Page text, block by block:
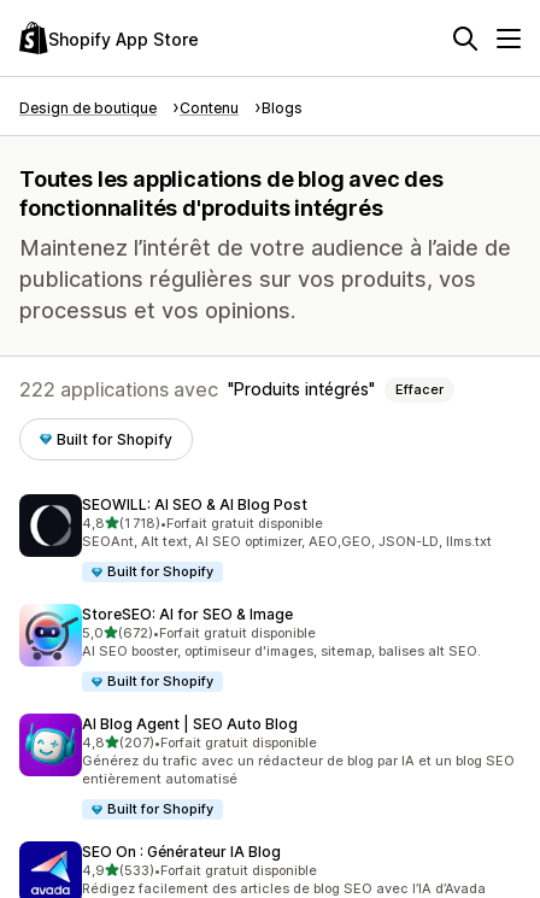
Shopify App Store
Design de boutique Contenu Blogs
Toutes les applications de blog avec des
fonctionnalités d'produits intégrés
Maintenez l’intérêt de votre audience à l’aide de
publications régulières sur vos produits, vos
processus et vos opinions.
222 applications avec Produits intégrés Effacer
Built for Shopify
SEOWILL: AI SEO & AI Blog Post
4,8étoile(s) sur 5
(1 718)
1718 avis au total
•Forfait gratuit disponible
SEOAnt, Alt text, AI SEO optimizer, AEO,GEO, JSON-LD, llms.txt
Built for Shopify
StoreSEO: AI for SEO & Image
5,0étoile(s) sur 5
(672)
672 avis au total
•Forfait gratuit disponible
AI SEO booster, optimiseur d'images, sitemap, balises alt SEO.
Built for Shopify
AI Blog Agent | SEO Auto Blog
4,8étoile(s) sur 5
(207)
207 avis au total
•Forfait gratuit disponible
Générez du trafic avec un rédacteur de blog par IA et un blog SEO
entièrement automatisé
Built for Shopify
SEO On : Générateur IA Blog
4,9étoile(s) sur 5
(533)
533 avis au total
•Forfait gratuit disponible
Rédigez facilement des articles de blog SEO avec l’IA d’Avada